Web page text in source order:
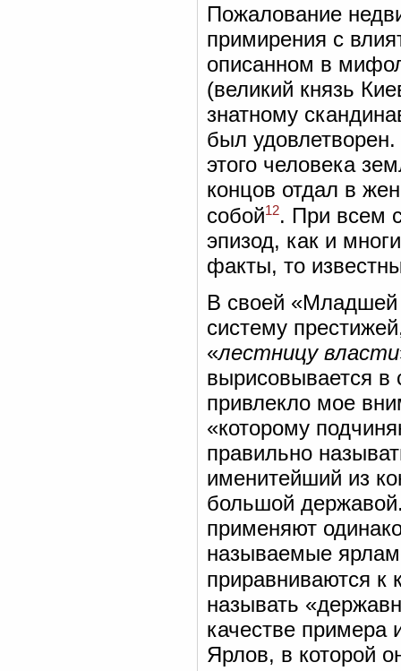
Пожалование
примирения с
описанном в
(великий князь
знатному
был
этого человека
концов отдал в
собой12. При всем
эпизод, как и
факты, то
В своей «Младшей
систему
«лестницу власти
вырисовывается в
привлекло мое
«которому
правильно
именитейший из
большой
применяют
называемые
приравниваются к
называть
качестве примера
Ярлов, в которой